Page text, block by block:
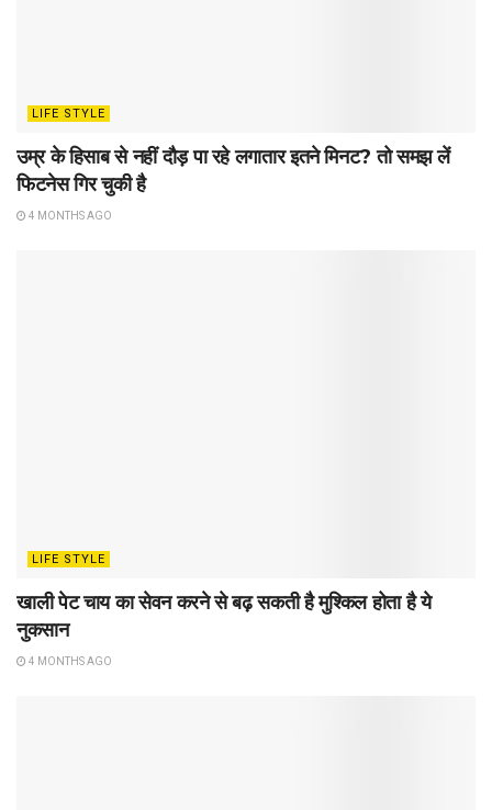
LIFE STYLE
उम्र के हिसाब से नहीं दौड़ पा रहे लगातार इतने मिनट? तो समझ लें
फिटनेस गिर चुकी है
4 MONTHS AGO
LIFE STYLE
खाली पेट चाय का सेवन करने से बढ़ सकती है मुश्किल होता है ये
नुकसान
4 MONTHS AGO